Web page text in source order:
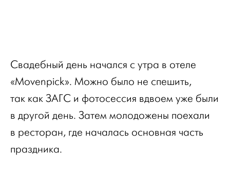
Свадебный день начался с утра в отеле
«Movenpick». Можно было не спешить,
так как ЗАГС и фотосессия вдвоем уже были
в другой день. Затем молодожены поехали
в ресторан, где началась основная часть
праздника.